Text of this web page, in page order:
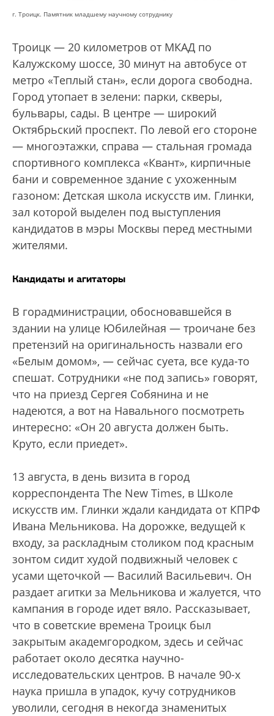
г. Троицк. Памятник младшему научному сотруднику
Троицк — 20 километров от МКАД по
Калужскому шоссе, 30 минут на автобусе от
метро «Теплый стан», если дорога свободна.
Город утопает в зелени: парки, скверы,
бульвары, сады. В центре — широкий
Октябрьский проспект. По левой его стороне
— многоэтажки, справа — стальная громада
спортивного комплекса «Квант», кирпичные
бани и современное здание с ухоженным
газоном: Детская школа искусств им. Глинки,
зал которой выделен под выступления
кандидатов в мэры Москвы перед местными
жителями.
Кандидаты и агитаторы
В горадминистрации, обосновавшейся в
здании на улице Юбилейная — троичане без
претензий на оригинальность назвали его
«Белым домом», — сейчас суета, все куда-то
спешат. Сотрудники «не под запись» говорят,
что на приезд Сергея Собянина и не
надеются, а вот на Навального посмотреть
интересно: «Он 20 августа должен быть.
Круто, если приедет».
13 августа, в день визита в город
корреспондента The New Times, в Школе
искусств им. Глинки ждали кандидата от КПРФ
Ивана Мельникова. На дорожке, ведущей к
входу, за раскладным столиком под красным
зонтом сидит худой подвижный человек с
усами щеточкой — Василий Васильевич. Он
раздает агитки за Мельникова и жалуется, что
кампания в городе идет вяло. Рассказывает,
что в советские времена Троицк был
закрытым академгородком, здесь и сейчас
работает около десятка научно-
исследовательских центров. В начале 90-х
наука пришла в упадок, кучу сотрудников
уволили, сегодня в некогда знаменитых